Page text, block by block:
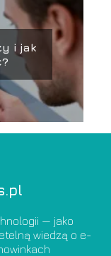
i jak
— jako
wiedzą o e-